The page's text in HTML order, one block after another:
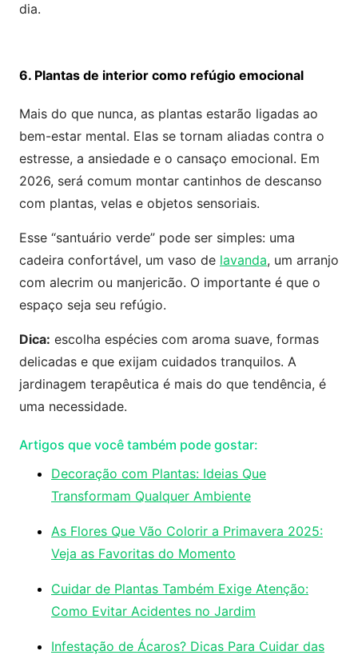
dia.
6. Plantas de interior como refúgio emocional
Mais do que nunca, as plantas estarão ligadas ao
bem-estar mental. Elas se tornam aliadas contra o
estresse, a ansiedade e o cansaço emocional. Em
2026, será comum montar cantinhos de descanso
com plantas, velas e objetos sensoriais.
Esse “santuário verde” pode ser simples: uma
cadeira confortável, um vaso de lavanda, um arranjo
com alecrim ou manjericão. O importante é que o
espaço seja seu refúgio.
Dica: escolha espécies com aroma suave, formas
delicadas e que exijam cuidados tranquilos. A
jardinagem terapêutica é mais do que tendência, é
uma necessidade.
Artigos que você também pode gostar:
Decoração com Plantas: Ideias Que
Transformam Qualquer Ambiente
As Flores Que Vão Colorir a Primavera 2025:
Veja as Favoritas do Momento
Cuidar de Plantas Também Exige Atenção:
Como Evitar Acidentes no Jardim
Infestação de Ácaros? Dicas Para Cuidar das